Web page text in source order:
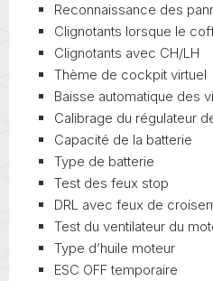
Reconnaissance des
Clignotants lorsque le
Clignotants avec CH/LH
Thème de cockpit virtuel
Baisse automatique des
Calibrage du régulateur
Capacité de la batterie
Type de batterie
Test des feux stop
DRL avec feux de
Test du ventilateur du
Type d’huile moteur
ESC OFF temporaire